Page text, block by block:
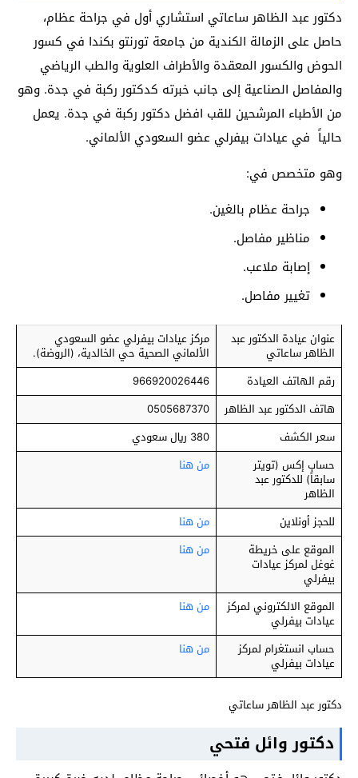
دكتور عبد الظاهر ساعاتي استشاري أول في جراحة عظام،
حاصل على الزمالة الكندية من جامعة تورنتو بكندا في كسور
الحوض والكسور المعقدة والأطراف العلوية والطب الرياضي
والمفاصل الصناعية إلى جانب خبرته كدكتور ركبة في جدة. وهو
من الأطباء المرشحين للقب افضل دكتور ركبة في جدة. يعمل
حالياً في عيادات بيفرلي عضو السعودي الألماني.
وهو متخصص في:
جراحة عظام بالغين.
مناظير مفاصل.
إصابة ملاعب.
تغيير مفاصل.
عنوان عيادة الدكتور عبد
الظاهر ساعاتي
مركز عيادات بيفرلي عضو السعودي
الألماني الصحية حي الخالدية، (الروضة).
رقم الهاتف العيادة
966920026446
هاتف الدكتور عبد الظاهر
0505687370
سعر الكشف
380 ريال سعودي
حساب إكس (تويتر
سابقاً) للدكتور عبد
الظاهر
من هنا
للحجز أونلاين
من هنا
الموقع على خريطة
غوغل لمركز عيادات
بيفرلي
من هنا
الموقع الالكتروني لمركز
عيادات بيفرلي
من هنا
حساب انستغرام لمركز
عيادات بيفرلي
من هنا
دكتور عبد الظاهر ساعاتي
دكتور وائل فتحي